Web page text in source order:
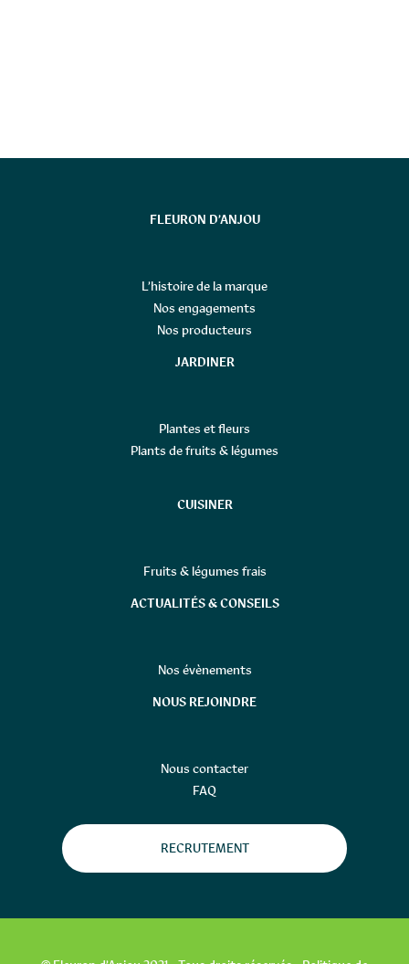
FLEURON D’ANJOU
L’histoire de la marque
Nos engagements
Nos producteurs
JARDINER
Plantes et fleurs
Plants de fruits & légumes
CUISINER
Fruits & légumes frais
ACTUALITÉS & CONSEILS
Nos évènements
NOUS REJOINDRE
Nous contacter
FAQ
RECRUTEMENT